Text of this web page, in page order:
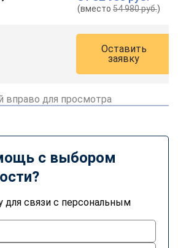
(вместо54 980 руб.)
Оставить
заявку
вправо для просмотра
с выбором
для связи с персональным